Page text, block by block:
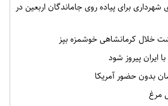
شهرداری برای پیاده روی جاماندگان اربعین در
خلال کرمانشاهی خوشمزه بپز
ایران پیروز شود
بدون حضور آمریکا
مرغ